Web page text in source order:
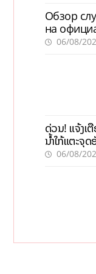
Обзор
на
06/08/
ດ່ວນ! ແຈ້ງເ
ນໍ້າໃກ້ແຕະຈຸ
06/08/